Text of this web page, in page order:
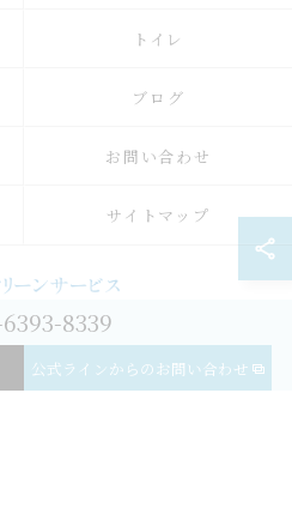
8339
公式ラインからのお問い合わせ
トイレ
ブログ
お問い合わせ
サイトマップ